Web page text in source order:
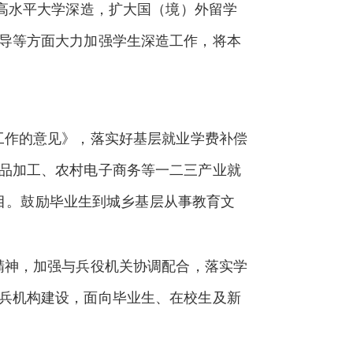
平大学深造，扩大国（境）外留学
等方面大力加强学生深造工作，将本
的意见》，落实好基层就业学费补偿
加工、农村电子商务等一二三产业就
。鼓励毕业生到城乡基层从事教育文
，加强与兵役机关协调配合，落实学
机构建设，面向毕业生、在校生及新